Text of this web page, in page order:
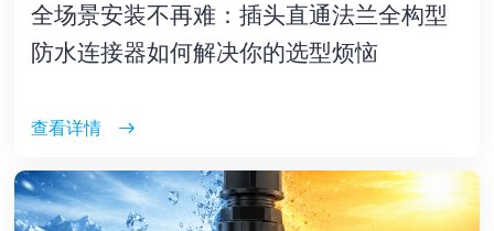
全场景安装不再难：插头直通法兰全构型
防水连接器如何解决你的选型烦恼
查看详情